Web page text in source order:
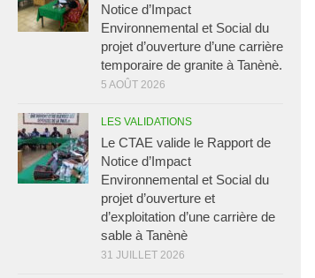
Notice d’Impact
Environnemental et Social du
projet d’ouverture d’une carrière
temporaire de granite à Tanènè.
5 AOÛT 2026
LES VALIDATIONS
Le CTAE valide le Rapport de
Notice d’Impact
Environnemental et Social du
projet d’ouverture et
d’exploitation d’une carrière de
sable à Tanènè
31 JUILLET 2026